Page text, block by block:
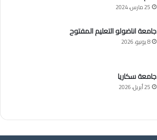
25 مارس، 2024
جامعة اناضولو التعليم المفتوح
8 يونيو، 2026
جامعة سكاريا
25 أبريل، 2026